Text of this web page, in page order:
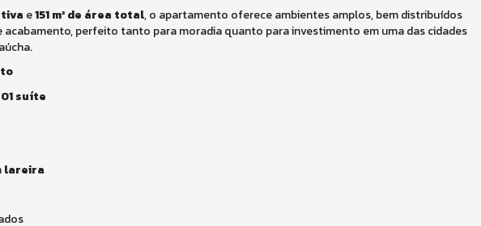
e151 m² de área total, o apartamento oferece ambientes amplos, bem distribuídos
acabamento, perfeito tanto para moradia quanto para investimento em uma das cidades
01 suíte
lareira